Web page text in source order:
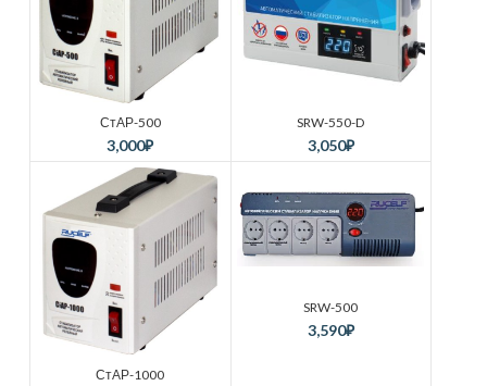
СтАР-500
3,000₽
SRW-550-D
3,050₽
СтАР-1000
SRW-500
3,590₽